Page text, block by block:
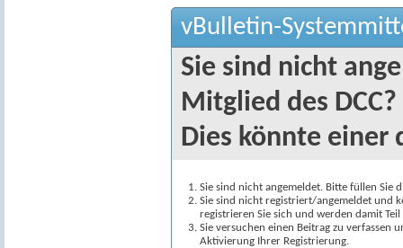
vBulletin-
Sie sind nicht
Mitglied des DCC?
Dies könnte einer
Sie sind nicht angemeldet. Bitte füllen Sie
Sie sind nicht registriert/angemeldet und
registrieren Sie sich und werden damit
Sie versuchen einen Beitrag zu verfassen
Aktivierung Ihrer Registrierung.